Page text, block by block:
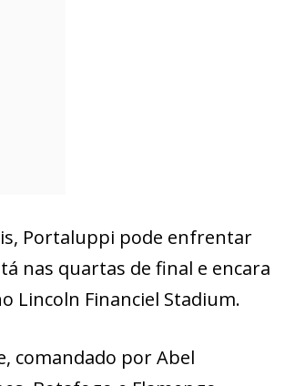
Portaluppi pode enfrentar
nas quartas de final e encara
Lincoln Financiel Stadium.
comandado por Abel